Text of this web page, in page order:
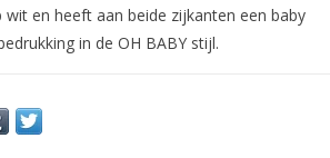
en heeft aan beide zijkanten een baby
in de OH BABY stijl.